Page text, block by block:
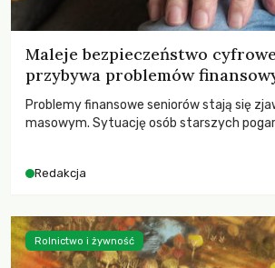
Maleje bezpieczeństwo
przybywa problemów
Problemy finansowe seniorów stają się
masowym. Sytuację osób starszych
Redakcja
Rolnictwo i żywność